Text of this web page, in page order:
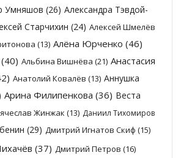
Умняшов (26) Александра Тэвдой-
Старчихин (24) Алексей Шмелёв
(13) Алёна Юрченко (46)
(40) Альбина Вишнёва (21) Анастасия
Анатолий Ковалёв (13) Аннушка
Арина Филипенкова (36) Веста
Жинжак (13) Даниил Тихомиров
(29) Дмитрий Игнатов Скиф (15)
(37) Дмитрий Петров (16)